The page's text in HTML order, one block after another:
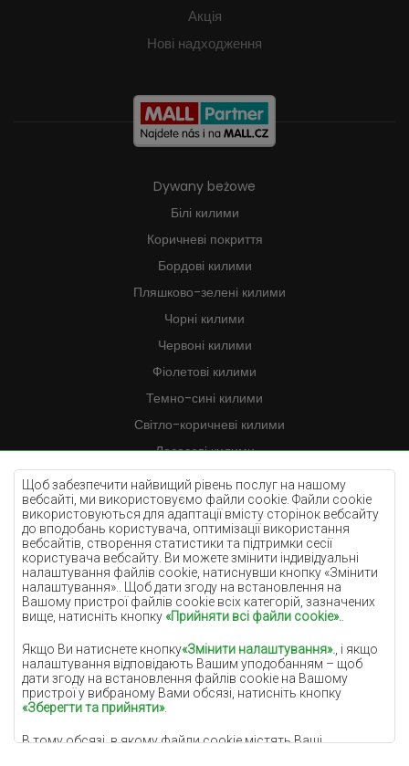
Щоб забезпечити найвищий рівень послуг на нашому
вебсайті, ми використовуємо файли cookie. Файли cookie
використовуються для адаптації вмісту сторінок вебсайту
до вподобань користувача, оптимізації використання
вебсайтів, створення статистики та підтримки сесії
користувача вебсайту. Ви можете змінити індивідуальні
налаштування файлів cookie, натиснувши кнопку «Змінити
налаштування».. Щоб дати згоду на встановлення на
Вашому пристрої файлів cookie всіх категорій, зазначених
вище, натисніть кнопку«Прийняти всі файли cookie».
Якщо Ви натиснете кнопку«Змінити налаштування». , і якщо
налаштування відповідають Вашим уподобанням – щоб
дати згоду на встановлення файлів cookie на Вашому
пристрої у вибраному Вами обсязі, натисніть кнопку
«Зберегти та прийняти».
В тому обсязі, в якому файли cookie містять Ваші
Акція
Нові надходження
Dywany beżowe
Білі килими
Коричневі покриття
Бордові килими
Пляшково-зелені килими
Чорні килими
Червоні килими
Фіолетові килими
Темно-сині килими
Світло-коричневі килими
Лососеві килими
Кремові килими
Бузкові килими
Жовті килими
М'ятні килими
Блакитні килими
Помаранчеві килими
Сірі покриття
Теракотові покриття
Зелені покриття
Золоті покриття